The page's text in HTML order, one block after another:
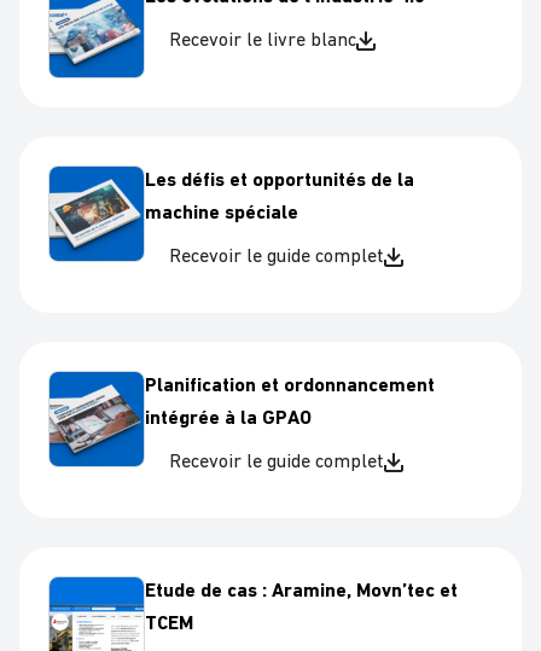
Recevoir le livre blanc
Les défis et opportunités de la
machine spéciale
Recevoir le guide complet
Planification et ordonnancement
intégrée à la GPAO
Recevoir le guide complet
Etude de cas : Aramine, Movn’tec et
TCEM